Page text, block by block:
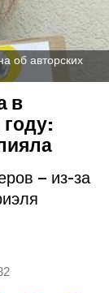
об авторских
в
– из-за